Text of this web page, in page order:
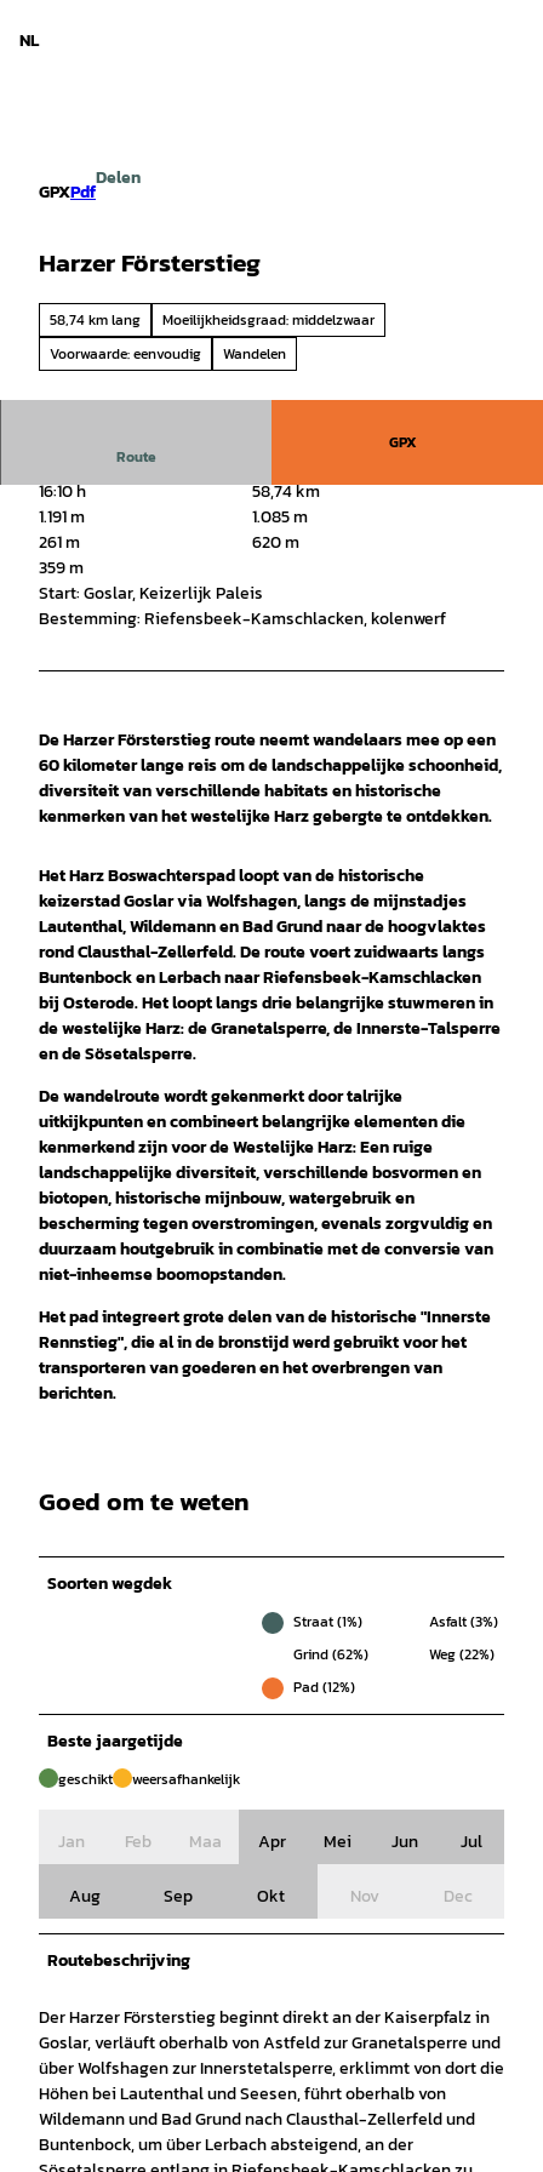
NL
GPXPdf
Delen
Harzer Försterstieg
58,74 km lang
Moeilijkheidsgraad: middelzwaar
Voorwaarde: eenvoudig
Wandelen
Route
GPX
16:10 h
58,74 km
1.191 m
1.085 m
261 m
620 m
359 m
Start: Goslar, Keizerlijk Paleis
Bestemming: Riefensbeek-Kamschlacken, kolenwerf
De Harzer Försterstieg route neemt wandelaars mee op een
60 kilometer lange reis om de landschappelijke schoonheid,
diversiteit van verschillende habitats en historische
kenmerken van het westelijke Harz gebergte te ontdekken.
Het Harz Boswachterspad loopt van de historische
keizerstad Goslar via Wolfshagen, langs de mijnstadjes
Lautenthal, Wildemann en Bad Grund naar de hoogvlaktes
rond Clausthal-Zellerfeld. De route voert zuidwaarts langs
Buntenbock en Lerbach naar Riefensbeek-Kamschlacken
bij Osterode. Het loopt langs drie belangrijke stuwmeren in
de westelijke Harz: de Granetalsperre, de Innerste-Talsperre
en de Sösetalsperre.
De wandelroute wordt gekenmerkt door talrijke
uitkijkpunten en combineert belangrijke elementen die
kenmerkend zijn voor de Westelijke Harz: Een ruige
landschappelijke diversiteit, verschillende bosvormen en
biotopen, historische mijnbouw, watergebruik en
bescherming tegen overstromingen, evenals zorgvuldig en
duurzaam houtgebruik in combinatie met de conversie van
niet-inheemse boomopstanden.
Het pad integreert grote delen van de historische "Innerste
Rennstieg", die al in de bronstijd werd gebruikt voor het
transporteren van goederen en het overbrengen van
berichten.
Goed om te weten
Soorten wegdek
Straat (1%)
Asfalt (3%)
Grind (62%)
Weg (22%)
Pad (12%)
Beste jaargetijde
geschikt weersafhankelijk
Jan Feb Maa Apr Mei Jun Jul
Aug Sep Okt Nov Dec
Routebeschrijving
Der Harzer Försterstieg beginnt direkt an der Kaiserpfalz in
Goslar, verläuft oberhalb von Astfeld zur Granetalsperre und
über Wolfshagen zur Innerstetalsperre, erklimmt von dort die
Höhen bei Lautenthal und Seesen, führt oberhalb von
Wildemann und Bad Grund nach Clausthal-Zellerfeld und
Buntenbock, um über Lerbach absteigend, an der